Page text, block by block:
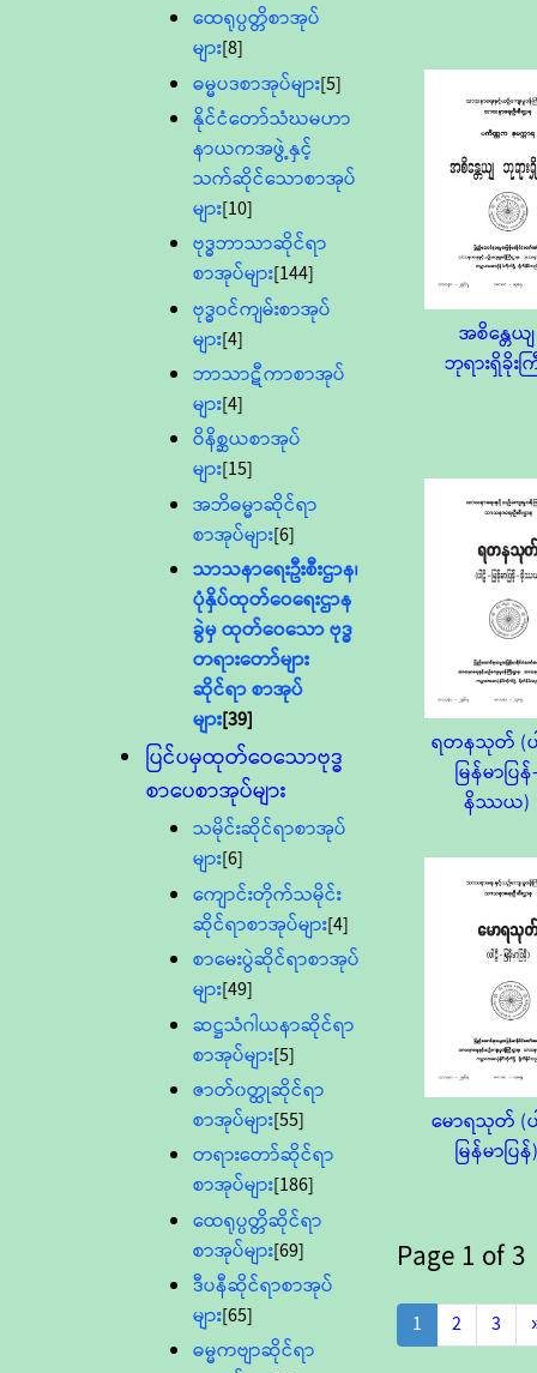
ထေရုပ္ပတ္တိစာအုပ်
များ[8]
ဓမ္မပဒစာအုပ်များ[5]
နိုင်ငံတော်သံဃမဟာ
နာယကအဖွဲ့နှင့်
သက်ဆိုင်သောစာအုပ်
များ[10]
ဗုဒ္ဓဘာသာဆိုင်ရာ
စာအုပ်များ[144]
ဗုဒ္ဓဝင်ကျမ်းစာအုပ်
များ[4]
ဘာသာဋီကာစာအုပ်
များ[4]
ဝိနိစ္ဆယစာအုပ်
များ[15]
အဘိဓမ္မာဆိုင်ရာ
စာအုပ်များ[6]
သာသနာရေးဦးစီးဌာန၊
ပုံနှိပ်ထုတ်ဝေရေးဌာန
ခွဲမှ ထုတ်ဝေသော ဗုဒ္ဓ
တရားတော်များ
ဆိုင်ရာ စာအုပ်
များ[39]
ပြင်ပမှထုတ်ဝေသောဗုဒ္ဓ
စာပေစာအုပ်များ
သမိုင်းဆိုင်ရာစာအုပ်
များ[6]
ကျောင်းတိုက်သမိုင်း
ဆိုင်ရာစာအုပ်များ[4]
စာမေးပွဲဆိုင်ရာစာအုပ်
များ[49]
ဆဋ္ဌသံဂါယနာဆိုင်ရာ
စာအုပ်များ[5]
ဇာတ်၀တ္ထုဆိုင်ရာ
စာအုပ်များ[55]
တရားတော်ဆိုင်ရာ
စာအုပ်များ[186]
ထေရုပ္ပတ္တိဆိုင်ရာ
စာအုပ်များ[69]
ဒီပနီဆိုင်ရာစာအုပ်
များ[65]
ဓမ္မကဗျာဆိုင်ရာ
အစိန္တေယျ
ဘုရားရှိခိုးက
ရတနသုတ် (ပ
မြန်မာပြန်-
နိဿယ)
မောရသုတ် (ပ
မြန်မာပြန်)
Page1 of3
1 2 3